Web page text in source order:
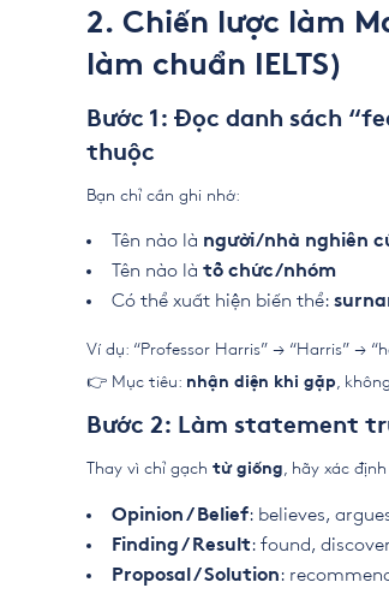
2. Chiến lược làm
làm chuẩn IELTS)
Bước 1: Đọc danh sách
thuộc
Bạn chỉ cần ghi nhớ:
Tên nào là người/nhà nghiên
Tên nào là tổ chức/nhóm
Có thể xuất hiện biến thể:
Ví dụ: “Professor Harris” → “Harris” →
👉 Mục tiêu: nhận diện khi gặp ,
Bước 2: Làm statement
Thay vì chỉ gạch từ giống , hãy xác
Opinion / Belief: believes,
Finding / Result: found,
Proposal / Solution :